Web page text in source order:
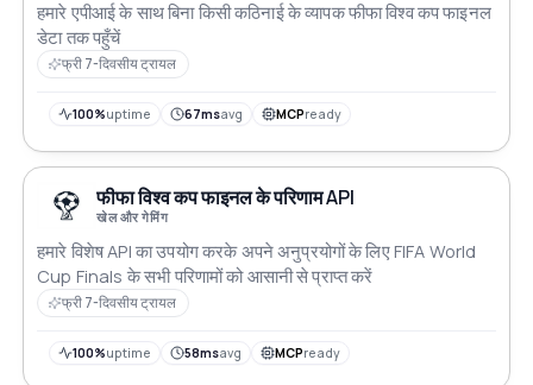
हमारे एपीआई के साथ बिना किसी कठिनाई के व्यापक फीफा विश्व कप फाइनल
डेटा तक पहुँचें
फ्री 7-दिवसीय ट्रायल
100%uptime 67msavg MCPready
फीफा विश्व कप फाइनल के परिणाम API
खेल और गेमिंग
हमारे विशेष API का उपयोग करके अपने अनुप्रयोगों के लिए FIFA World
Cup Finals के सभी परिणामों को आसानी से प्राप्त करें
फ्री 7-दिवसीय ट्रायल
100%uptime 58msavg MCPready